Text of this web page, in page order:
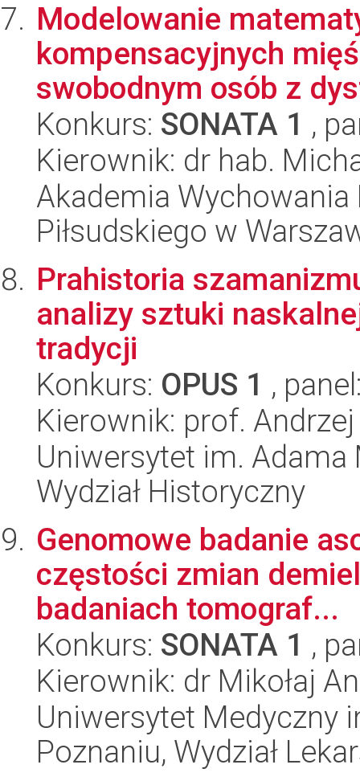
Modelowanie
kompensacyjnych
swobodnym osób z
Konkurs: SONATA 1 ,
Kierownik: dr hab.
Akademia
Piłsudskiego w
Prahistoria
analizy sztuki
tradycji
Konkurs: OPUS 1 ,
Kierownik: prof.
Uniwersytet im.
Wydział Historyczny
Genomowe badanie
częstości zmian
badaniach tomograf...
Konkurs: SONATA 1 ,
Kierownik: dr Mikołaj
Uniwersytet Medyczny
Poznaniu, Wydział